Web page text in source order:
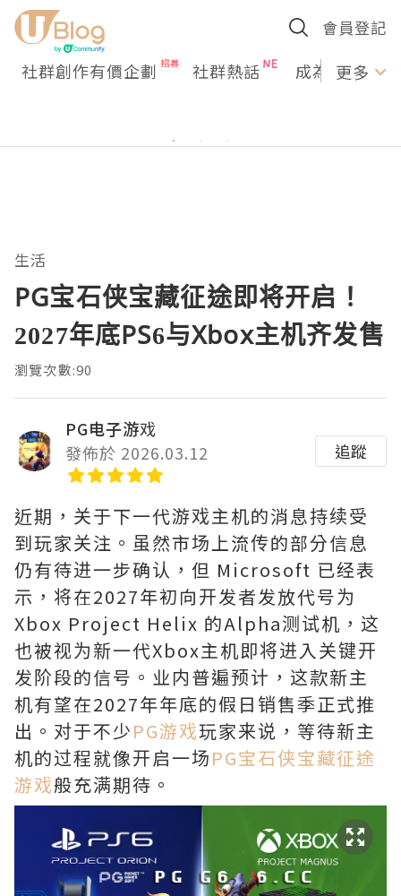
會員登記
社群創作有價企劃 社群熱話 成為U更多
生活
PG宝石侠宝藏征途即将开启！
2027年底PS6与Xbox主机齐发售
瀏覽次數:90
PG电子游戏
發佈於 2026.03.12
追蹤
近期，关于下一代游戏主机的消息持续受
到玩家关注。虽然市场上流传的部分信息
仍有待进一步确认，但 Microsoft 已经表
示，将在2027年初向开发者发放代号为
Xbox Project Helix 的Alpha测试机，这
也被视为新一代Xbox主机即将进入关键开
发阶段的信号。业内普遍预计，这款新主
机有望在2027年年底的假日销售季正式推
出。对于不少PG游戏玩家来说，等待新主
机的过程就像开启一场PG宝石侠宝藏征途
游戏般充满期待。